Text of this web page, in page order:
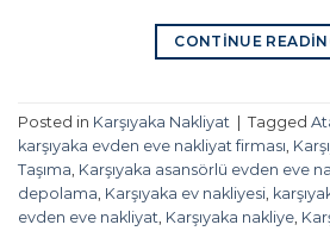
CONTINUE
Posted in Karşıyaka Nakliyat Tagged
karşıyaka evden eve nakliyat firması,
Taşıma, Karşıyaka asansörlü evden eve
depolama, Karşıyaka ev nakliyesi,
evden eve nakliyat, Karşıyaka nakliye,